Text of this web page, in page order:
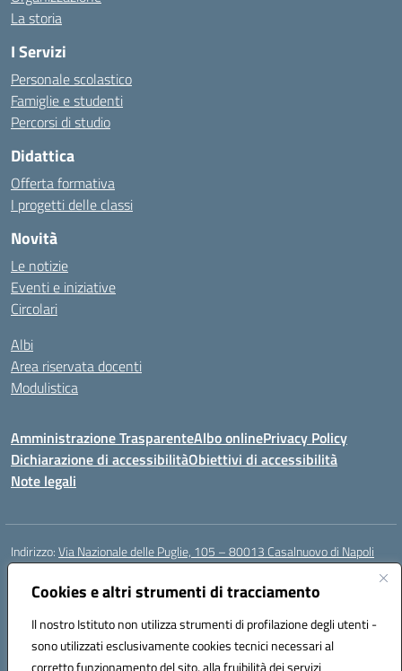
Cookies e altri strumenti di tracciamento
Il nostro Istituto non utilizza strumenti di profilazione degli utenti -
sono utilizzati esclusivamente cookies tecnici necessari al
corretto funzionamento del sito, alla fruibilità dei servizi
La storia
I Servizi
Personale scolastico
Famiglie e studenti
Percorsi di studio
Didattica
Offerta formativa
I progetti delle classi
Novità
Le notizie
Eventi e iniziative
Circolari
Albi
Area riservata docenti
Modulistica
Amministrazione TrasparenteAlbo onlinePrivacy Policy
Dichiarazione di accessibilitàObiettivi di accessibilità
Note legali
Indirizzo:Via Nazionale delle Puglie, 105 – 80013 Casalnuovo di Napoli
Centralino:
Email:naee32300a@istruzione.it
Codice fiscale: 93007720639
Codice meccanografico:
NAEE32300A